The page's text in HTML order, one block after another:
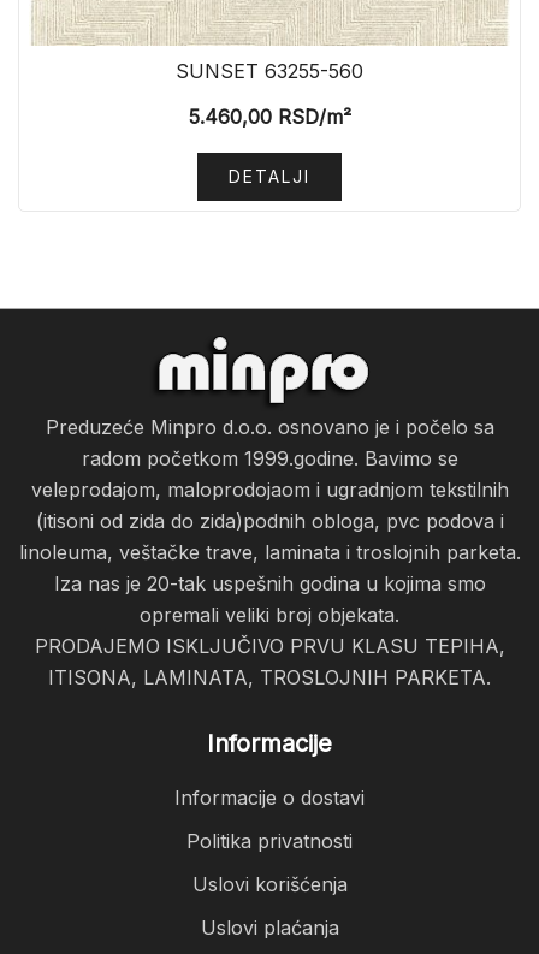
SUNSET 63255-560
5.460,00RSD/m²
DETALJI
Preduzeće Minpro d.o.o. osnovano je i počelo sa
radom početkom 1999.godine. Bavimo se
veleprodajom, maloprodojaom i ugradnjom tekstilnih
(itisoni od zida do zida)podnih obloga, pvc podova i
linoleuma, veštačke trave, laminata i troslojnih parketa.
Iza nas je 20-tak uspešnih godina u kojima smo
opremali veliki broj objekata.
PRODAJEMO ISKLJUČIVO PRVU KLASU TEPIHA,
ITISONA, LAMINATA, TROSLOJNIH PARKETA.
Informacije
Informacije o dostavi
Politika privatnosti
Uslovi korišćenja
Uslovi plaćanja